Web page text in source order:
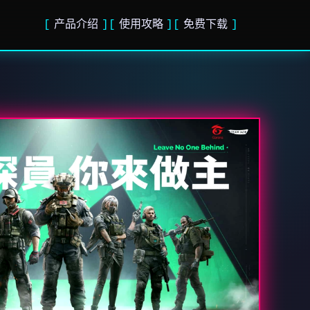
产品介绍 使用攻略 免费下载